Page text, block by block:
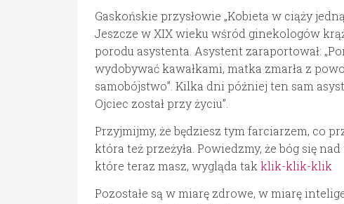
Gaskońskie przysłowie „Kobieta w ciąży
Jeszcze w XIX wieku wśród ginekologów
porodu asystenta. Asystent zaraportował:
wydobywać kawałkami, matka zmarła z
samobójstwo”. Kilka dni później ten sam
Ojciec został przy życiu”.
Przyjmijmy, że będziesz tym farciarzem, co
która też przeżyła. Powiedzmy, że bóg się
które teraz masz, wygląda takklik-klik-klik
Pozostałe są w miarę zdrowe, w miarę